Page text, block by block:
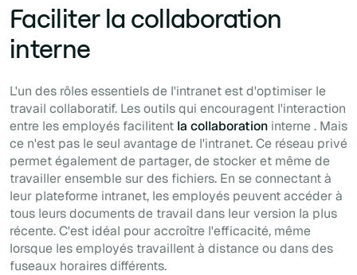
Faciliter la collaboration
interne
L'un des rôles essentiels de l'intranet est d'optimiser le
travail collaboratif. Les outils qui encouragent l'interaction
entre les employés facilitent la collaboration interne . Mais
ce n'est pas le seul avantage de l'intranet. Ce réseau privé
permet également de partager, de stocker et même de
travailler ensemble sur des fichiers. En se connectant à
leur plateforme intranet, les employés peuvent accéder à
tous leurs documents de travail dans leur version la plus
récente. C'est idéal pour accroître l'efficacité, même
lorsque les employés travaillent à distance ou dans des
fuseaux horaires différents.